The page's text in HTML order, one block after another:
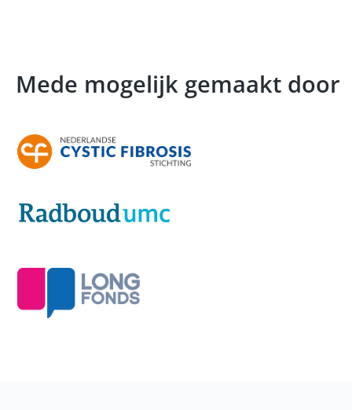
Mede mogelijk gemaakt door